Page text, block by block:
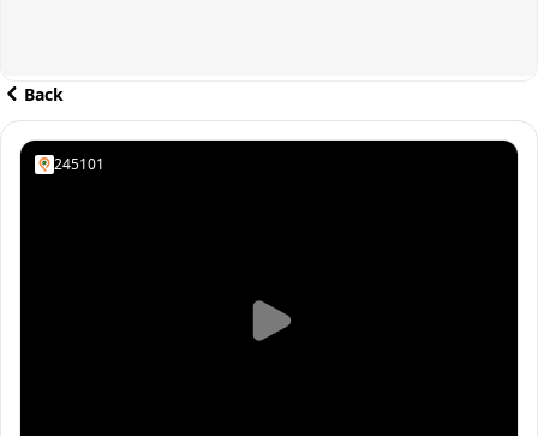
Back
245101